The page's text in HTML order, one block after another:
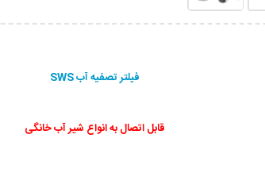
فیلتر تصفيه آب SWS
قابل اتصال به انواع شیر آب خانگی